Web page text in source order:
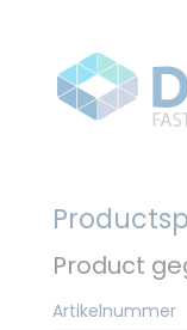
Product
Artikelnummer